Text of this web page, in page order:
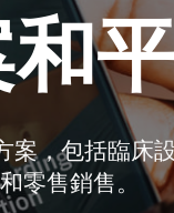
案，包括臨床
零售銷售。